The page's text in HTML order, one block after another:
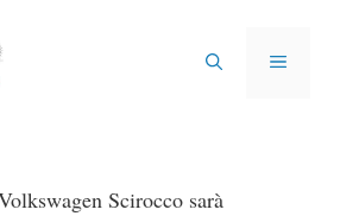
MENU
Scirocco sarà